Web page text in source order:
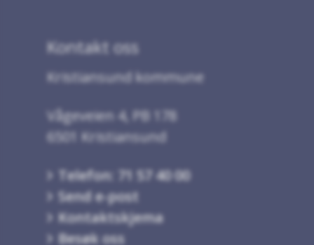
Kontakt oss
Kristiansund kommune
Vågeveien 4, PB 178
6501 Kristiansund
Telefon: 71 57 40 00
Send e-post
Kontaktskjema
Besøk oss